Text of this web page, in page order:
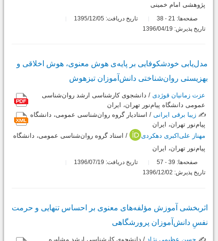
پژوهشی امام خمینی
صفحه‌ها: 21
-
تاریخ دریافت: 1395/12/05
تاریخ پذیرش: 1396/04/19
مدل‌یابی خودشکوفایی بر پایه‌ی هوش معنوی، هوش اخلاقی و
بهزیستی روان‌شناختی دانش‌آموزان تیزهوش
عزت زمانیان قوژدی / دانشجوی کارشناسی ارشد روان‌شناسی
عمومی دانشگاه پیام‌نور تهران، ايران
✍️ زیبا برقی ایرانی / استادیار گروه روان‌شناسی عمومی، دانشگاه
پیام‌نور تهران، ايران
مهناز علی‌اکبری دهکردی
/ استاد گروه روان‌شناسی عمومی، دانشگاه
پیام‌نور تهران، ايران
صفحه‌ها: 39
-
تاریخ دریافت: 1396/07/19
تاریخ پذیرش: 1396/12/02
اثربخشی آموزش مؤلفه‌های معنوی بر احساس تنهایی و حرمت
نفسِ دانش‌آموزان پرورشگاهی
✍️ حسن عظیمی نژاد / دانشجوي كارشناسي ارشد مشاوره